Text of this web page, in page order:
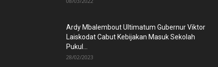
Ardy Mbalembout Ultimatum Gubernur Viktor
Laiskodat Cabut Kebijakan Masuk Sekolah
Pukul...
28/02/2023